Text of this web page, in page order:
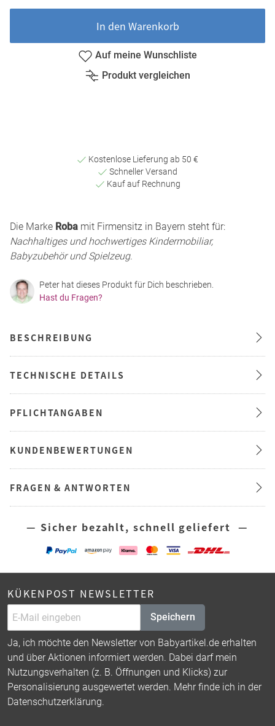
In den Warenkorb
Auf meine Wunschliste
Produkt vergleichen
Kostenlose Lieferung ab 50 €
Schneller Versand
Kauf auf Rechnung
Die Marke Roba mit Firmensitz in Bayern steht für:
Nachhaltiges und hochwertiges Kindermobiliar,
Babyzubehör und Spielzeug.
Peter hat dieses Produkt für Dich beschrieben.
Hast du Fragen?
BESCHREIBUNG
TECHNISCHE DETAILS
PFLICHTANGABEN
KUNDENBEWERTUNGEN
FRAGEN & ANTWORTEN
— Sicher bezahlt, schnell geliefert —
KÜKENPOST NEWSLETTER
Speichern
Ja, ich möchte den Newsletter von Babyartikel.de erhalten
und über Aktionen informiert werden. Dabei darf mein
Nutzungsverhalten (z. B. Öffnungen und Klicks) zur
Personalisierung ausgewertet werden. Mehr finde ich in der
Datenschutzerklärung.